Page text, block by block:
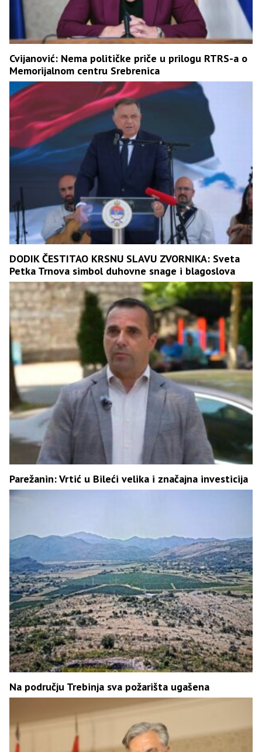
Cvijanović: Nema političke priče u prilogu RTRS-a o
Memorijalnom centru Srebrenica
DODIK ČESTITAO KRSNU SLAVU ZVORNIKA: Sveta
Petka Trnova simbol duhovne snage i blagoslova
Parežanin: Vrtić u Bileći velika i značajna investicija
Na području Trebinja sva požarišta ugašena